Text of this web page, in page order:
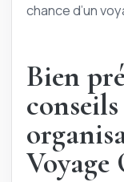
chance d’un
Bien
Voyage